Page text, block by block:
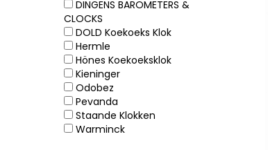
DINGENS BAROMETERS &
CLOCKS
DOLD Koekoeks Klok
Hermle
Hönes Koekoeksklok
Kieninger
Odobez
Pevanda
Staande Klokken
Warminck